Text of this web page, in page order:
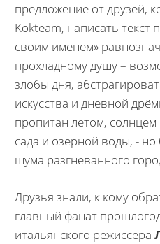
предложение от друзей,
Kokteam, написать
своим именем»
прохладному душу –
злобы дня,
искусства и дневной
пропитан летом,
сада и озерной воды, -
шума разгневанного
Друзья знали, к кому
главный фанат
итальянского режиссера